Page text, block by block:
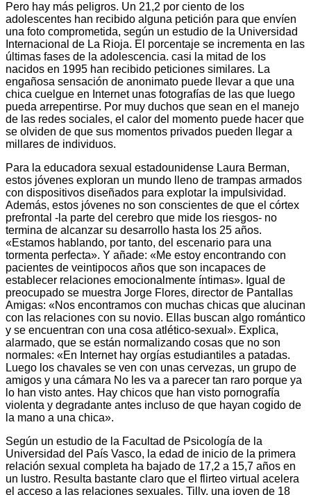
Pero hay más peligros. Un 21,2 por ciento de los
adolescentes han recibido alguna petición para que envíen
una foto comprometida, según un estudio de la Universidad
Internacional de La Rioja. El porcentaje se incrementa en las
últimas fases de la adolescencia. casi la mitad de los
nacidos en 1995 han recibido peticiones similares. La
engañosa sensación de anonimato puede llevar a que una
chica cuelgue en Internet unas fotografías de las que luego
pueda arrepentirse. Por muy duchos que sean en el manejo
de las redes sociales, el calor del momento puede hacer que
se olviden de que sus momentos privados pueden llegar a
millares de individuos.
Para la educadora sexual estadounidense Laura Berman,
estos jóvenes exploran un mundo lleno de trampas armados
con dispositivos diseñados para explotar la impulsividad.
Además, estos jóvenes no son conscientes de que el córtex
prefrontal -la parte del cerebro que mide los riesgos- no
termina de alcanzar su desarrollo hasta los 25 años.
«Estamos hablando, por tanto, del escenario para una
tormenta perfecta». Y añade: «Me estoy encontrando con
pacientes de veintipocos años que son incapaces de
establecer relaciones emocionalmente íntimas». Igual de
preocupado se muestra Jorge Flores, director de Pantallas
Amigas: «Nos encontramos con muchas chicas que alucinan
con las relaciones con su novio. Ellas buscan algo romántico
y se encuentran con una cosa atlético-sexual». Explica,
alarmado, que se están normalizando cosas que no son
normales: «En Internet hay orgías estudiantiles a patadas.
Luego los chavales se ven con unas cervezas, un grupo de
amigos y una cámara No les va a parecer tan raro porque ya
lo han visto antes. Hay chicos que han visto pornografía
violenta y degradante antes incluso de que hayan cogido de
la mano a una chica».
Según un estudio de la Facultad de Psicología de la
Universidad del País Vasco, la edad de inicio de la primera
relación sexual completa ha bajado de 17,2 a 15,7 años en
un lustro. Resulta bastante claro que el flirteo virtual acelera
el acceso a las relaciones sexuales. Tilly, una joven de 18